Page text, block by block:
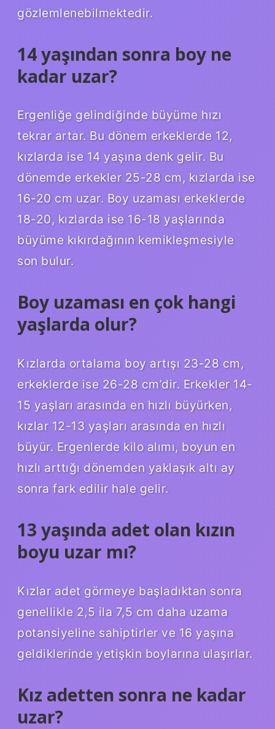
gözlemlenebilmektedir.
14 yaşından sonra boy ne
kadar uzar?
Ergenliğe gelindiğinde büyüme hızı
tekrar artar. Bu dönem erkeklerde 12,
kızlarda ise 14 yaşına denk gelir. Bu
dönemde erkekler 25-28 cm, kızlarda ise
16-20 cm uzar. Boy uzaması erkeklerde
18-20, kızlarda ise 16-18 yaşlarında
büyüme kıkırdağının kemikleşmesiyle
son bulur.
Boy uzaması en çok hangi
yaşlarda olur?
Kızlarda ortalama boy artışı 23-28 cm,
erkeklerde ise 26-28 cm’dir. Erkekler 14-
15 yaşları arasında en hızlı büyürken,
kızlar 12-13 yaşları arasında en hızlı
büyür. Ergenlerde kilo alımı, boyun en
hızlı arttığı dönemden yaklaşık altı ay
sonra fark edilir hale gelir.
13 yaşında adet olan kızın
boyu uzar mı?
Kızlar adet görmeye başladıktan sonra
genellikle 2,5 ila 7,5 cm daha uzama
potansiyeline sahiptirler ve 16 yaşına
geldiklerinde yetişkin boylarına ulaşırlar.
Kız adetten sonra ne kadar
uzar?